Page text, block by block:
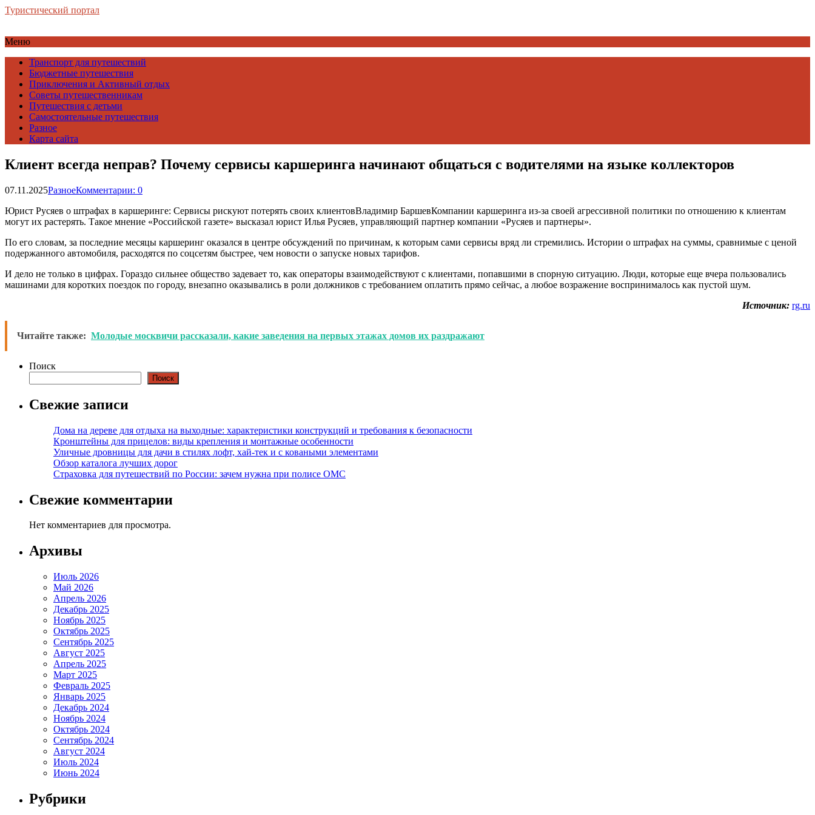
Туристический портал
Меню
Транспорт для путешествий
Бюджетные путешествия
Приключения и Активный отдых
Советы путешественникам
Путешествия с детьми
Самостоятельные путешествия
Разное
Карта сайта
Клиент всегда неправ? Почему сервисы каршеринга начинают общаться с водителями на языке коллекторов
07.11.2025РазноеКомментарии: 0
Юрист Русяев о штрафах в каршеринге: Сервисы рискуют потерять своих клиентовВладимир БаршевКомпании каршеринга из-за своей агрессивной политики по отношению к клиентам
могут их растерять. Такое мнение «Российской газете» высказал юрист Илья Русяев, управляющий партнер компании «Русяев и партнеры».
По его словам, за последние месяцы каршеринг оказался в центре обсуждений по причинам, к которым сами сервисы вряд ли стремились. Истории о штрафах на суммы, сравнимые с ценой
подержанного автомобиля, расходятся по соцсетям быстрее, чем новости о запуске новых тарифов.
И дело не только в цифрах. Гораздо сильнее общество задевает то, как операторы взаимодействуют с клиентами, попавшими в спорную ситуацию. Люди, которые еще вчера пользовались
машинами для коротких поездок по городу, внезапно оказывались в роли должников с требованием оплатить прямо сейчас, а любое возражение воспринималось как пустой шум.
Источник: rg.ru
Читайте также: Молодые москвичи рассказали, какие заведения на первых этажах домов их раздражают
Поиск
Поиск
Свежие записи
Дома на дереве для отдыха на выходные: характеристики конструкций и требования к безопасности
Кронштейны для прицелов: виды крепления и монтажные особенности
Уличные дровницы для дачи в стилях лофт, хай-тек и с коваными элементами
Обзор каталога лучших дорог
Страховка для путешествий по России: зачем нужна при полисе ОМС
Свежие комментарии
Нет комментариев для просмотра.
Архивы
Июль 2026
Май 2026
Апрель 2026
Декабрь 2025
Ноябрь 2025
Октябрь 2025
Сентябрь 2025
Август 2025
Апрель 2025
Март 2025
Февраль 2025
Январь 2025
Декабрь 2024
Ноябрь 2024
Октябрь 2024
Сентябрь 2024
Август 2024
Июль 2024
Июнь 2024
Рубрики